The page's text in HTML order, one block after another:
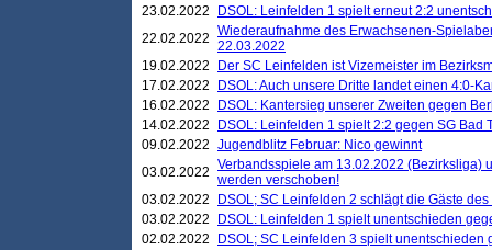
23.02.2022
DSOL: Leinfelden 1 spielt erneut 2:2
22.02.2022 Wiederaufnahme des Erwachsenen-
22.03.2022
19.02.2022
Der SC Leinfelden ist Vizemeister im
17.02.2022
DSOL: Auch unsere Dritte landet einen 4:0-
16.02.2022
DSOL: Kantersieg unserer Zweiten gegen
14.02.2022
DSOL: Leinfelden 1 spielt 2:2 gegen SG Bad
09.02.2022 Jugendblitz Februar: Nico gewinnt
03.02.2022 Verbandsspiele am 13.02.2022 (Bezirksliga)
werden verschoben!
03.02.2022
DSOL; SC Leinfelden 2 schlägt die Gäste
03.02.2022
DSOL: Leinfelden 1 spielt unentschieden
02.02.2022
DSOL; SC Leinfelden 3 spielt unentschieden